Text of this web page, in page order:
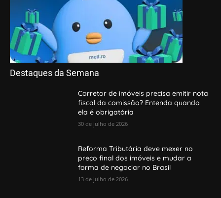
Destaques da Semana
Corretor de imóveis precisa emitir nota
fiscal da comissão? Entenda quando
ela é obrigatória
30 de julho de 2026
Reforma Tributária deve mexer no
preço final dos imóveis e mudar a
forma de negociar no Brasil
13 de julho de 2026